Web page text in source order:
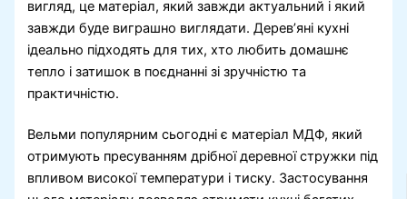
вигляд, це матеріал, який завжди актуальний і який
завжди буде виграшно виглядати. Дерев’яні кухні
ідеально підходять для тих, хто любить домашнє
тепло і затишок в поєднанні зі зручністю та
практичністю.
Вельми популярним сьогодні є матеріал МДФ, який
отримують пресуванням дрібної деревної стружки під
впливом високої температури і тиску. Застосування